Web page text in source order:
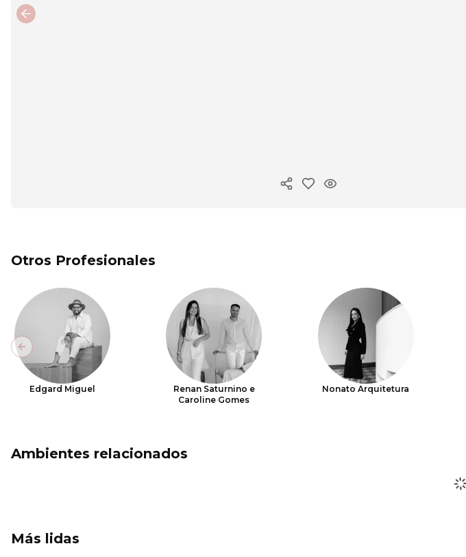
Copiar enlace
Previous slide
Otros Profesionales
Edgard Miguel
Renan Saturnino e
Caroline Gomes
Nonato Arquitetura
Previous slide
Ambientes relacionados
Más lidas